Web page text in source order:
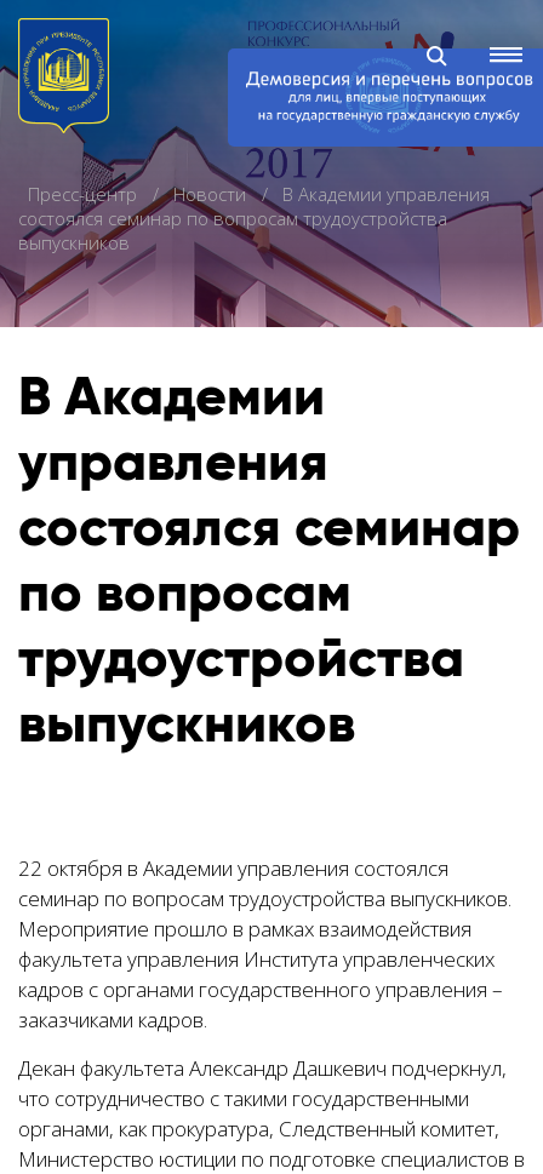
Пресс-центр Новости
В Академии управления
состоялся семинар по вопросам трудоустройства
выпускников
В Академии
управления
состоялся семинар
по вопросам
трудоустройства
выпускников
22 октября в Академии управления состоялся
семинар по вопросам трудоустройства выпускников.
Мероприятие прошло в рамках взаимодействия
факультета управления Института управленческих
кадров с органами государственного управления –
заказчиками кадров.
Декан факультета Александр Дашкевич подчеркнул,
что сотрудничество с такими государственными
органами, как прокуратура, Следственный комитет,
Министерство юстиции по подготовке специалистов в